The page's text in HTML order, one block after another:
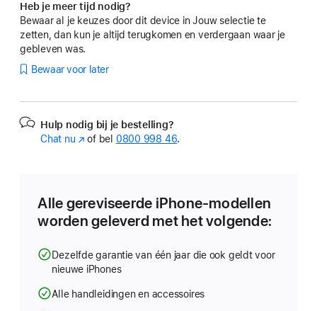
Heb je meer tijd nodig?
Bewaar al je keuzes door dit device in Jouw selectie te
zetten, dan kun je altijd terugkomen en verdergaan waar je
gebleven was.
Bewaar voor later
Hulp nodig bij je bestelling?
Chat nu (Wordt
geopend)
of bel 0800 998 46.
Alle gereviseerde iPhone-modellen
worden geleverd met het volgende:
Dezelfde garantie van één jaar die ook geldt voor
nieuwe iPhones
Alle handleidingen en accessoires